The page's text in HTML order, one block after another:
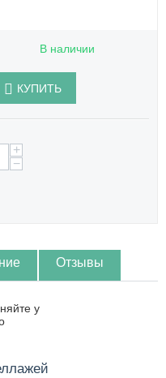
В наличии
КУПИТЬ
+
−
Отзывы
у